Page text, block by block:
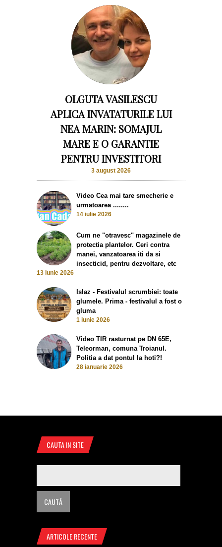
OLGUTA VASILESCU
APLICA INVATATURILE LUI
NEA MARIN: SOMAJUL
MARE E O GARANTIE
PENTRU INVESTITORI
3 august 2026
Video Cea mai tare smecherie e
urmatoarea ........
14 iulie 2026
Cum ne "otravesc" magazinele de
protectia plantelor. Ceri contra
manei, vanzatoarea iti da si
insecticid, pentru dezvoltare, etc
13 iunie 2026
Islaz - Festivalul scrumbiei: toate
glumele. Prima - festivalul a fost o
gluma
1 iunie 2026
Video TIR rasturnat pe DN 65E,
Teleorman, comuna Troianul.
Politia a dat pontul la hoti?!
28 ianuarie 2026
CAUTA IN SITE
ARTICOLE RECENTE